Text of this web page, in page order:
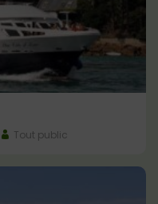
Tout public